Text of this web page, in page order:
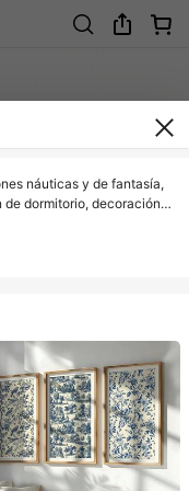
náuticas y de fantasía,
dormitorio, decoración
de pintura sobre lienzo y
de sala de